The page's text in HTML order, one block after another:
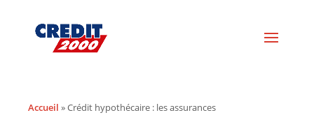
Accueil »Crédit hypothécaire : les assurances